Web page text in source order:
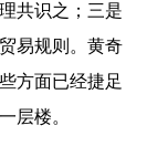
共识之；三是
易规则。黄奇
方面已经捷足
层楼。